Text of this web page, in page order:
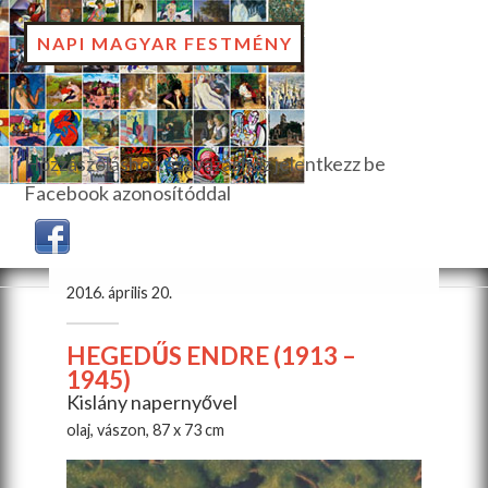
NAPI MAGYAR FESTMÉNY
Hozzászóláshoz, szavazáshoz jelentkezz be
Facebook azonosítóddal
2016. április 20.
HEGEDŰS ENDRE (1913 –
1945)
Kislány napernyővel
olaj, vászon, 87 x 73 cm